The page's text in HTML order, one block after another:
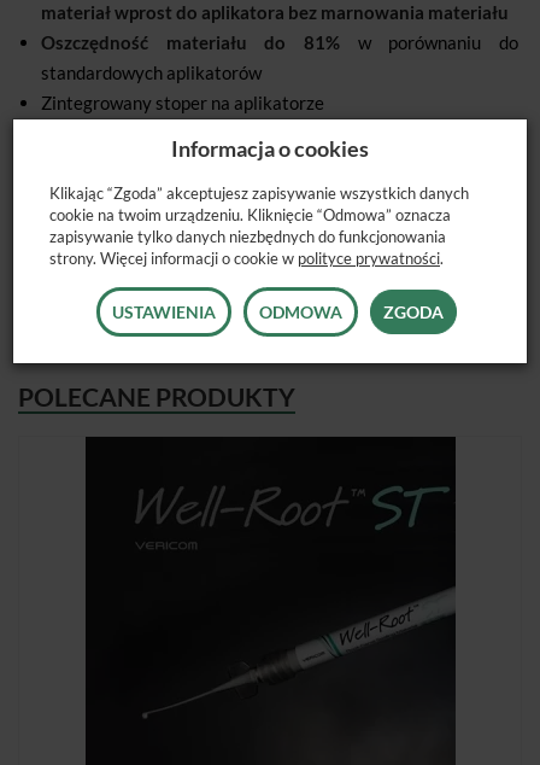
materiał wprost do aplikatora bez marnowania materiału
Oszczędność materiału do 81% w porównaniu do
standardowych aplikatorów
Zintegrowany stoper na aplikatorze
Dostępne opakowanie: 20 szt.
POLECANE PRODUKTY
Informacja o cookies
Klikając “Zgoda” akceptujesz zapisywanie wszystkich danych
cookie na twoim urządzeniu. Kliknięcie “Odmowa” oznacza
zapisywanie tylko danych niezbędnych do funkcjonowania
strony. Więcej informacji o cookie w polityce prywatności.
USTAWIENIA ODMOWA ZGODA